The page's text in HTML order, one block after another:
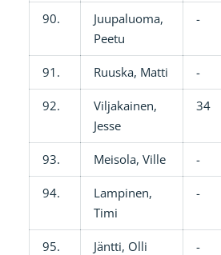
90.
Juupaluoma,
Peetu
-
91. Ruuska, Matti -
92.
Viljakainen,
Jesse
34
93. Meisola, Ville -
94.
Lampinen,
Timi
-
95. Jäntti, Olli -